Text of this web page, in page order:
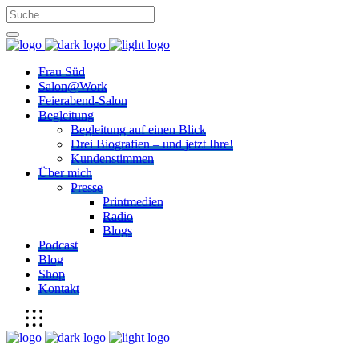
Frau Süd
Salon@Work
Feierabend-Salon
Begleitung
Begleitung auf einen Blick
Drei Biografien – und jetzt Ihre!
Kundenstimmen
Über mich
Presse
Printmedien
Radio
Blogs
Podcast
Blog
Shop
Kontakt